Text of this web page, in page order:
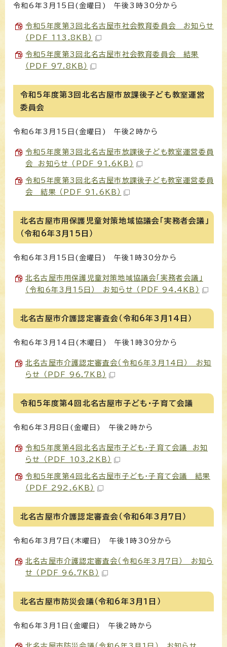
令和6年3月15日(金曜日) 午後3時30分から
令和5年度第3回北名古屋市社会教育委員会 お知らせ
（PDF 113.8KB）
令和5年度第3回北名古屋市社会教育委員会 結果
（PDF 97.8KB）
令和5年度第3回北名古屋市放課後子ども教室運営
委員会
令和6年3月15日(金曜日) 午後2時から
令和5年度第3回北名古屋市放課後子ども教室運営委員
会 お知らせ （PDF 91.6KB）
令和5年度第3回北名古屋市放課後子ども教室運営委員
会 結果 （PDF 91.6KB）
北名古屋市用保護児童対策地域協議会「実務者会議」
（令和6年3月15日）
令和6年3月15日(金曜日) 午後1時30分から
北名古屋市用保護児童対策地域協議会「実務者会議」
（令和6年3月15日） お知らせ （PDF 94.4KB）
北名古屋市介護認定審査会（令和6年3月14日）
令和6年3月14日(木曜日) 午後1時30分から
北名古屋市介護認定審査会（令和6年3月14日） お知
らせ （PDF 96.7KB）
令和5年度第4回北名古屋市子ども・子育て会議
令和6年3月8日(金曜日) 午後2時から
令和5年度第4回北名古屋市子ども・子育て会議 お知
らせ （PDF 103.2KB）
令和5年度第4回北名古屋市子ども・子育て会議 結果
（PDF 292.6KB）
北名古屋市介護認定審査会（令和6年3月7日）
令和6年3月7日(木曜日) 午後1時30分から
北名古屋市介護認定審査会（令和6年3月7日） お知ら
せ （PDF 96.7KB）
北名古屋市防災会議（令和6年3月1日）
令和6年3月1日(金曜日) 午後2時から